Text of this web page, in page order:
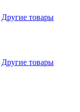
Другие товары
Другие товары